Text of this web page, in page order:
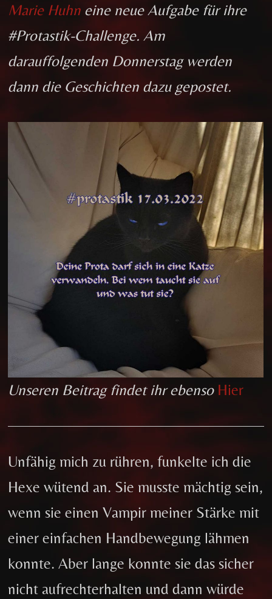
Marie Huhn eine neue Aufgabe für ihre
#Protastik-Challenge. Am
darauffolgenden Donnerstag werden
dann die Geschichten dazu gepostet.
Unseren Beitrag findet ihr ebenso Hier
Unfähig mich zu rühren, funkelte ich die
Hexe wütend an. Sie musste mächtig sein,
wenn sie einen Vampir meiner Stärke mit
einer einfachen Handbewegung lähmen
konnte. Aber lange konnte sie das sicher
nicht aufrechterhalten und dann würde